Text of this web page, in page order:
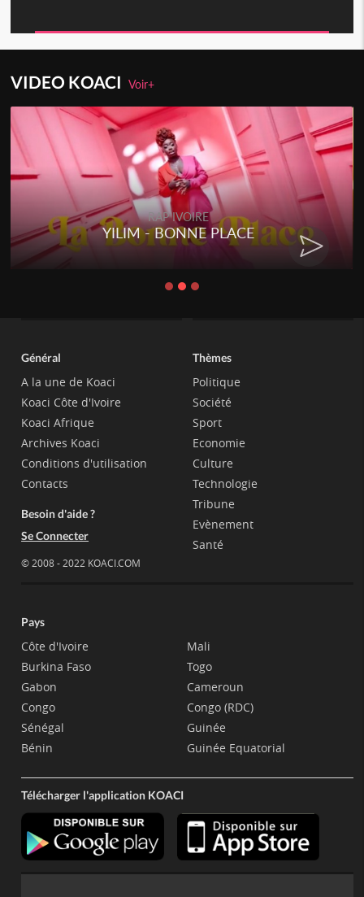
VIDEO KOACIVoir+
RAP IVOIRE
YILIM - BONNE PLACE
Général
A la une de Koaci
Koaci Côte d'Ivoire
Koaci Afrique
Archives Koaci
Conditions d'utilisation
Contacts
Besoin d'aide ?
Se Connecter
© 2008 - 2022 KOACI.COM
Thèmes
Politique
Société
Sport
Economie
Culture
Technologie
Tribune
Evènement
Santé
Pays
Côte d'Ivoire
Burkina Faso
Gabon
Congo
Sénégal
Bénin
Mali
Togo
Cameroun
Congo (RDC)
Guinée
Guinée Equatorial
Télécharger l'application KOACI